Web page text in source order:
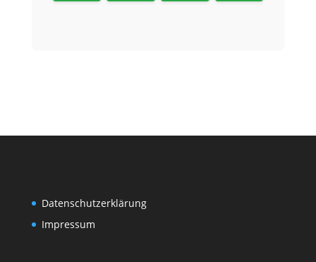
Datenschutzerklärung
Impressum